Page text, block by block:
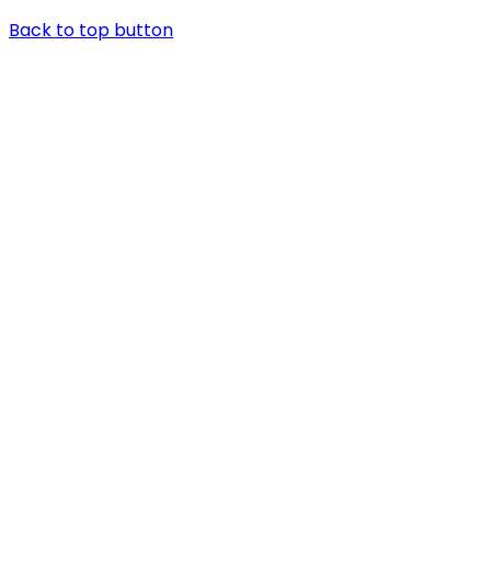
Back to top button